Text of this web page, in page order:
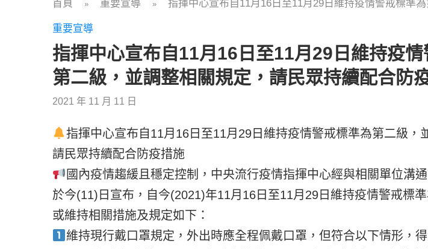
首頁 » 重要宣導 » 指揮中心宣布自11月16日至11月29日維持疫情警戒標準
重要宣導
指揮中心宣布自11月16日至11月29日維持疫
第二級，並調整相關規定，請民眾持續配合防
2021 年 11 月 11 日
指揮中心宣布自11月16日至11月29日維持疫情警戒標準為第二級，
請民眾持續配合防疫措施
國內疫情趨緩且穩定控制，中央流行疫情指揮中心經與相關單位溝
於今(11)日宣布，自今(2021)年11月16日至11月29日維持疫情警戒標
或維持相關措施及規定如下：
維持現行戴口罩規定，外出時應全程佩戴口罩，但符合以下情形，得